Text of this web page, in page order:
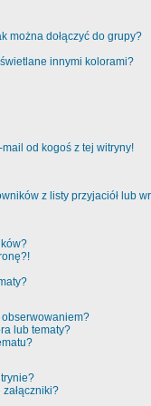
można dołączyć do grupy?
innymi kolorami?
mail od kogoś z tej witryny!
z listy przyjaciół lub
obserwowaniem?
lub tematy?